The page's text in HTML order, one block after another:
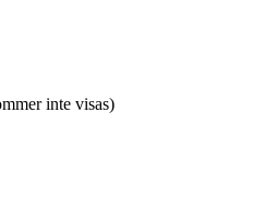
inte visas)